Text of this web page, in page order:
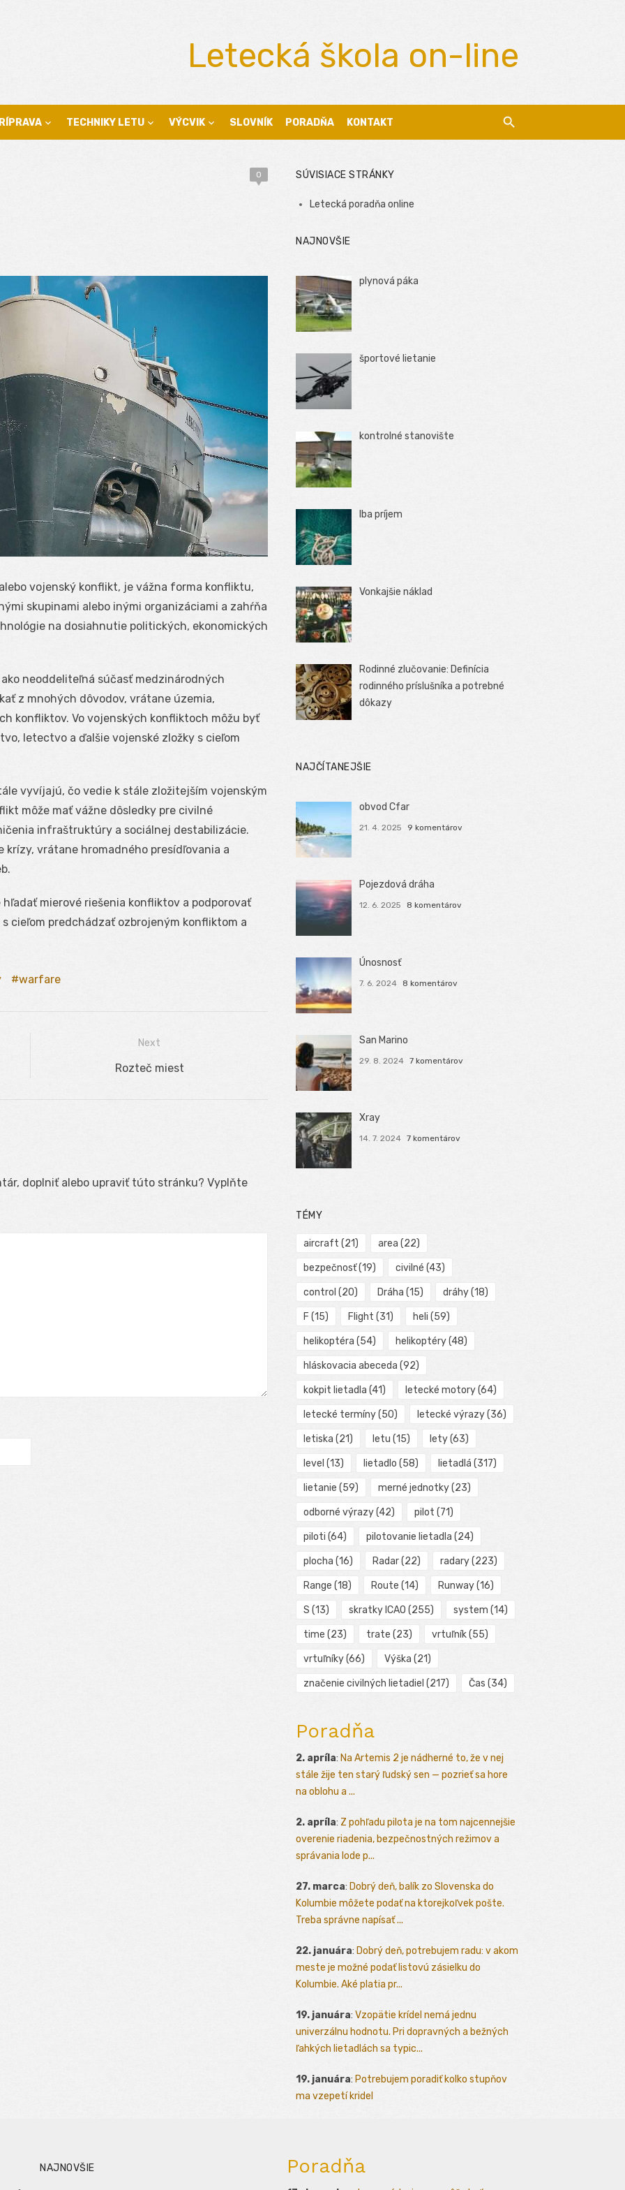
Letecká škola on-line
TECHNIKY LETU VÝCVIK SLOVNÍK PORADŇA KONTAKT
0
vojenský konflikt, je vážna forma konfliktu,
skupinami alebo inými organizáciami a zahŕňa
na dosiahnutie politických, ekonomických
neoddeliteľná súčasť medzinárodných
z mnohých dôvodov, vrátane územia,
konfliktov. Vo vojenských konfliktoch môžu byť
letectvo a ďalšie vojenské zložky s cieľom
vyvíjajú, čo vedie k stále zložitejším vojenským
môže mať vážne dôsledky pre civilné
infraštruktúry a sociálnej destabilizácie.
vrátane hromadného presídľovania a
mierové riešenia konfliktov a podporovať
cieľom predchádzať ozbrojeným konfliktom a
warfare
Next
Next
Rozteč miest
doplniť alebo upraviť túto stránku? Vyplňte
SÚVISIACE STRÁNKY
Letecká poradňa online
NAJNOVŠIE
plynová páka
športové lietanie
kontrolné stanovište
Iba príjem
Vonkajšie náklad
Rodinné zlučovanie: Definícia
rodinného príslušníka a potrebné
dôkazy
NAJČÍTANEJŠIE
obvod Cfar
21. 4. 2025 9 komentárov
Pojezdová dráha
12. 6. 2025 8 komentárov
Únosnosť
7. 6. 2024 8 komentárov
San Marino
29. 8. 2024 7 komentárov
Xray
14. 7. 2024 7 komentárov
TÉMY
aircraft (21) area (22)
bezpečnosť(19) civilné (43)
control (20) Dráha (15) dráhy(18)
F (15) Flight (31) heli (59)
helikoptéra (54) helikoptéry(48)
hláskovacia abeceda (92)
kokpit lietadla (41) letecké motory(64)
letecké termíny(50) letecké výrazy(36)
letiska (21) letu (15) lety(63)
level (13) lietadlo (58) lietadlá (317)
lietanie (59) merné jednotky(23)
odborné výrazy(42) pilot (71)
piloti (64) pilotovanie lietadla (24)
plocha (16) Radar(22) radary(223)
Range (18) Route (14) Runway(16)
S (13) skratky ICAO (255) system (14)
time (23) trate (23) vrtuľník(55)
vrtuľníky(66) Výška (21)
značenie civilných lietadiel (217) Čas (34)
Poradňa
2. apríla: Na Artemis 2 je nádherné to, že v nej
stále žije ten starý ľudský sen — pozrieť sa hore
na oblohu a ...
2. apríla: Z pohľadu pilota je na tom najcennejšie
overenie riadenia, bezpečnostných režimov a
správania lode p...
27. marca: Dobrý deň, balík zo Slovenska do
Kolumbie môžete podať na ktorejkoľvek pošte.
Treba správne napísať ...
22. januára: Dobrý deň, potrebujem radu: v akom
meste je možné podať listovú zásielku do
Kolumbie. Aké platia pr...
19. januára: Vzopätie krídel nemá jednu
univerzálnu hodnotu. Pri dopravných a bežných
ľahkých lietadlách sa typic...
19. januára: Potrebujem poradiť kolko stupňov
ma vzepetí kridel
NAJNOVŠIE Poradňa